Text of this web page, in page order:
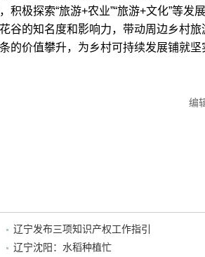
极探索“旅游+农业”“旅游+文化”等发
谷的知名度和影响力，带动周边乡村旅
的价值攀升，为乡村可持续发展铺就坚
编
辽宁发布三项知识产权工作指引
辽宁沈阳：水稻种植忙